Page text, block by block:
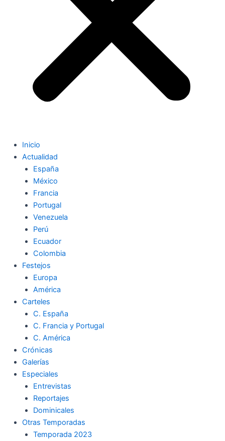
Inicio
Actualidad
España
México
Francia
Portugal
Venezuela
Perú
Ecuador
Colombia
Festejos
Europa
América
Carteles
C. España
C. Francia y Portugal
C. América
Crónicas
Galerías
Especiales
Entrevistas
Reportajes
Dominicales
Otras Temporadas
Temporada 2023